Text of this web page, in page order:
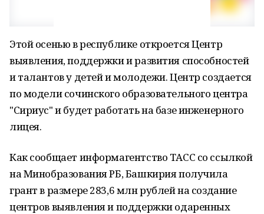
Этой осенью в республике откроется Центр
выявления, поддержки и развития способностей
и талантов у детей и молодежи. Центр создается
по модели сочинского образовательного центра
"Сириус" и будет работать на базе инженерного
лицея.
Как сообщает информагентство ТАСС со ссылкой
на Минобразования РБ, Башкирия получила
грант в размере 283,6 млн рублей на создание
центров выявления и поддержки одаренных